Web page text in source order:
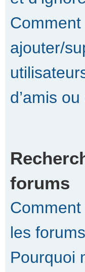
ajouter/
d’amis
forums
les
Pourquoi